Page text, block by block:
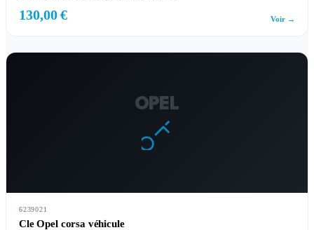
130,00 € Voir →
OPEL
6239021
Cle Opel corsa véhicule